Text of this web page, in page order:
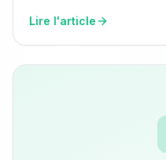
Lire l'article